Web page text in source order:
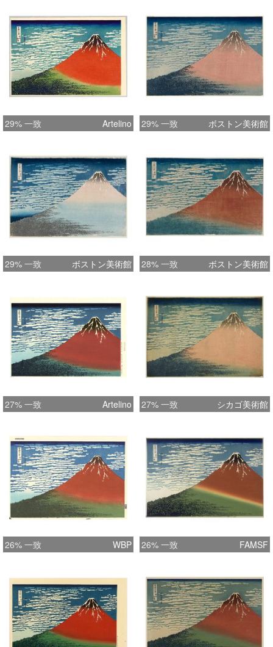
29% 一致 Artelino 29% 一致 ボストン美術館
29% 一致 ボストン美術館 28% 一致 ボストン美術館
27% 一致 Artelino 27% 一致 シカゴ美術館
26% 一致 WBP 26% 一致 FAMSF